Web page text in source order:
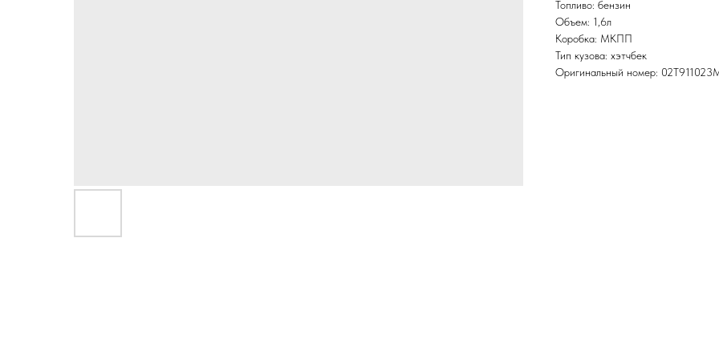
Топливо: бензин
Объем: 1,6л
Коробка: МКПП
Тип кузова: хэтчбек
Оригинальный номер: